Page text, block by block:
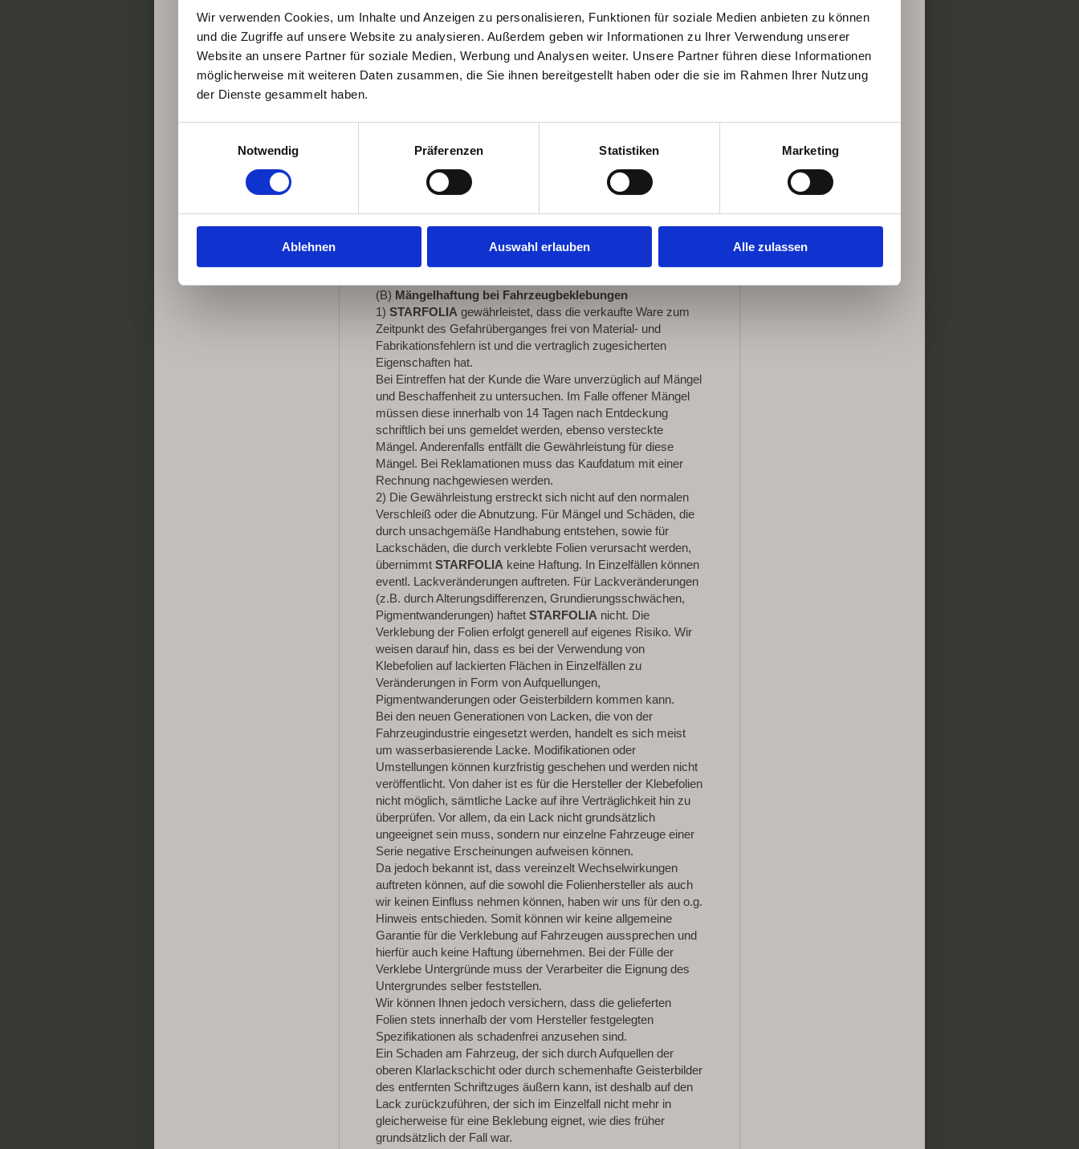
Wir verwenden Cookies, um Inhalte und Anzeigen zu personalisieren, Funktionen für soziale Medien anbieten zu können
und die Zugriffe auf unsere Website zu analysieren. Außerdem geben wir Informationen zu Ihrer Verwendung unserer
Website an unsere Partner für soziale Medien, Werbung und Analysen weiter. Unsere Partner führen diese Informationen
möglicherweise mit weiteren Daten zusammen, die Sie ihnen bereitgestellt haben oder die sie im Rahmen Ihrer Nutzung
der Dienste gesammelt haben.
Notwendig
Präferenzen Statistiken Marketing
Ablehnen Auswahl erlauben Alle zulassen
aktuellen Stand der Technik vermeidbar gewesen wären, nicht
jedoch geschmackliche Gesichtspunkte. Farbliche
Differenzen, Bildbeschnitt oder Farbverschiebungen zwischen
den Bildern und Postern und den Originaldaten sind keine
ebenfalls keinen Mangel dar.
c) In Glasdekor-, Sonnen- oder Splitterschutzfolien, die vor Ort
entstehen, da eine komplett staubfreie Umgebung nicht
gewährleistet werden kann. Dies stellt trotz allergrößter
Sorgfalt somit keinen Mangel dar.
(3) Flockdrucke und Flex drucke sind mit bis zu 40°C
waschbar. Jedoch ist das benutzen von Weichspüler nicht
(B) Mängelhaftung bei Fahrzeugbeklebungen
1)STARFOLIA gewährleistet, dass die verkaufte Ware zum
Zeitpunkt des Gefahrüberganges frei von Material- und
Fabrikationsfehlern ist und die vertraglich zugesicherten
Eigenschaften hat.
Bei Eintreffen hat der Kunde die Ware unverzüglich auf Mängel
und Beschaffenheit zu untersuchen. Im Falle offener Mängel
müssen diese innerhalb von 14 Tagen nach Entdeckung
schriftlich bei uns gemeldet werden, ebenso versteckte
Mängel. Anderenfalls entfällt die Gewährleistung für diese
Mängel. Bei Reklamationen muss das Kaufdatum mit einer
Rechnung nachgewiesen werden.
2) Die Gewährleistung erstreckt sich nicht auf den normalen
Verschleiß oder die Abnutzung. Für Mängel und Schäden, die
durch unsachgemäße Handhabung entstehen, sowie für
Lackschäden, die durch verklebte Folien verursacht werden,
übernimmtSTARFOLIA keine Haftung. In Einzelfällen können
eventl. Lackveränderungen auftreten. Für Lackveränderungen
(z.B. durch Alterungsdifferenzen, Grundierungsschwächen,
Pigmentwanderungen) haftetSTARFOLIA nicht. Die
Verklebung der Folien erfolgt generell auf eigenes Risiko. Wir
weisen darauf hin, dass es bei der Verwendung von
Klebefolien auf lackierten Flächen in Einzelfällen zu
Veränderungen in Form von Aufquellungen,
Pigmentwanderungen oder Geisterbildern kommen kann.
Bei den neuen Generationen von Lacken, die von der
Fahrzeugindustrie eingesetzt werden, handelt es sich meist
um wasserbasierende Lacke. Modifikationen oder
Umstellungen können kurzfristig geschehen und werden nicht
veröffentlicht. Von daher ist es für die Hersteller der Klebefolien
nicht möglich, sämtliche Lacke auf ihre Verträglichkeit hin zu
überprüfen. Vor allem, da ein Lack nicht grundsätzlich
ungeeignet sein muss, sondern nur einzelne Fahrzeuge einer
Serie negative Erscheinungen aufweisen können.
Da jedoch bekannt ist, dass vereinzelt Wechselwirkungen
auftreten können, auf die sowohl die Folienhersteller als auch
wir keinen Einfluss nehmen können, haben wir uns für den o.g.
Hinweis entschieden. Somit können wir keine allgemeine
Garantie für die Verklebung auf Fahrzeugen aussprechen und
hierfür auch keine Haftung übernehmen. Bei der Fülle der
Verklebe Untergründe muss der Verarbeiter die Eignung des
Untergrundes selber feststellen.
Wir können Ihnen jedoch versichern, dass die gelieferten
Folien stets innerhalb der vom Hersteller festgelegten
Spezifikationen als schadenfrei anzusehen sind.
Ein Schaden am Fahrzeug, der sich durch Aufquellen der
oberen Klarlackschicht oder durch schemenhafte Geisterbilder
des entfernten Schriftzuges äußern kann, ist deshalb auf den
Lack zurückzuführen, der sich im Einzelfall nicht mehr in
gleicherweise für eine Beklebung eignet, wie dies früher
grundsätzlich der Fall war.